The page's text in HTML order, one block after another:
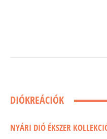
DIÓKREÁCIÓK
NYÁRI DIÓ ÉKSZER